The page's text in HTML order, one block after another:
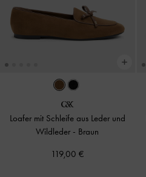
Loafer mit Schleife aus Leder und
Wildleder - Braun
119,00 €